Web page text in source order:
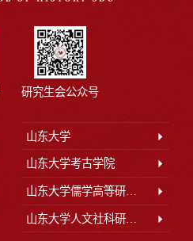
研究生会公众号
山东大学
山东大学考古学院
山东大学儒学高等研究院
山东大学人文社科研究院